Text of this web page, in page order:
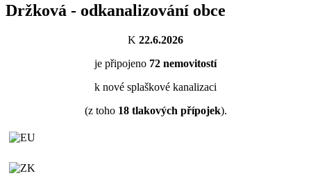
Držková - odkanalizování obce
K 22.6.2026
je připojeno 72 nemovitostí
k nové splaškové kanalizaci
(z toho 18tlakových přípojek).